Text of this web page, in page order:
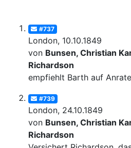
#737
London, 10.10.1849
von Bunsen, Christian
Richardson
empfiehlt Barth auf
#739
London, 24.10.1849
von Bunsen, Christian
Richardson